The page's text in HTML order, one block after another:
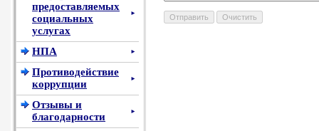
предоставляемых
социальных
услугах
►
НПА ►
Противодействие
коррупции
►
Отзывы и
благодарности
►